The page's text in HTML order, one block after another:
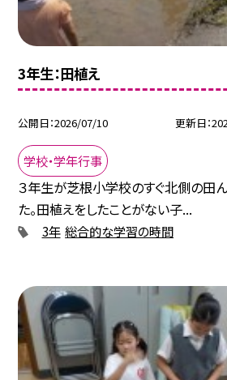
3年生：田植え
公開日 2026/07/10 更新日
学校・学年行事
３年生が芝根小学校のすぐ北側の田
た。田植えをしたことがない子...
3年 総合的な学習の時間